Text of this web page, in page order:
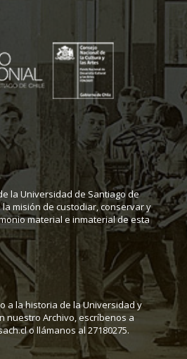
la Universidad de Santiago de
la misión de custodiar, conservar y
material e inmaterial de esta
a la historia de la Universidad y
nuestro Archivo, escríbenos a
o llámanos al 27180275.